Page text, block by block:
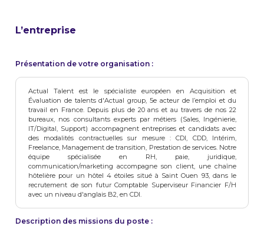
L’entreprise
Présentation de votre organisation :
Actual Talent est le spécialiste européen en Acquisition et
Évaluation de talents d'Actual group, 5e acteur de l’emploi et du
travail en France. Depuis plus de 20 ans et au travers de nos 22
bureaux, nos consultants experts par métiers (Sales, Ingénierie,
IT/Digital, Support) accompagnent entreprises et candidats avec
des modalités contractuelles sur mesure : CDI, CDD, Intérim,
Freelance, Management de transition, Prestation de services. Notre
équipe spécialisée en RH, paie, juridique,
communication/marketing accompagne son client, une chaîne
hôtelière pour un hôtel 4 étoiles situé à Saint Ouen 93, dans le
recrutement de son futur Comptable Superviseur Financier F/H
avec un niveau d'anglais B2, en CDI.
Description des missions du poste :